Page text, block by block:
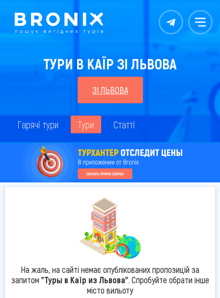
Контакты Меню
ТУРИ В КАЇР ЗІ ЛЬВОВА
ЗІ ЛЬВОВА
Гарячі тури Тури Статті
На жаль, на сайті немає опублікованих пропозицій за
запитом "Туры в Каїр из Львова". Спробуйте обрати інше
місто вильоту